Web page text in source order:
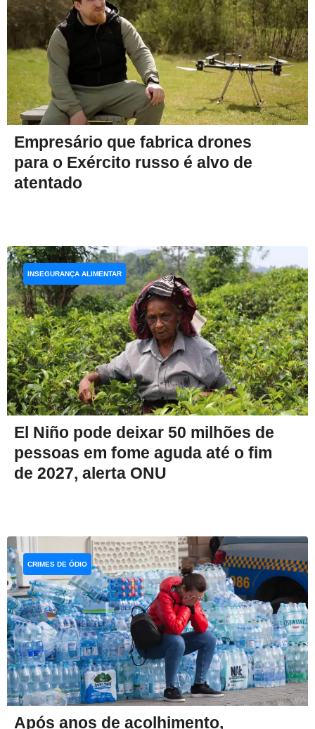
Empresário que fabrica drones
para o Exército russo é alvo de
atentado
El Niño pode deixar 50 milhões de
pessoas em fome aguda até o fim
de 2027, alerta ONU
INSEGURANÇA ALIMENTAR
Após anos de acolhimento,
CRIMES DE ÓDIO